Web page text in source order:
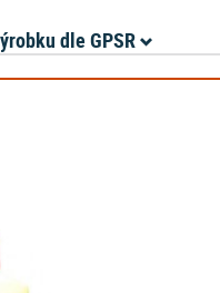
dle GPSR